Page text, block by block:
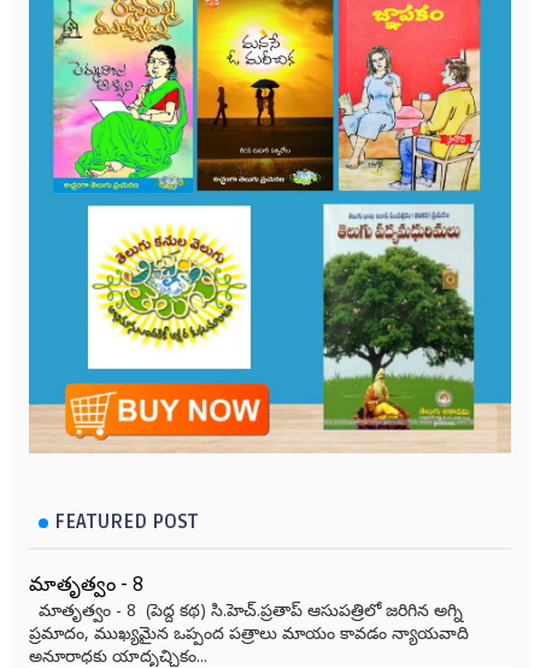
FEATURED POST
మాతృత్వం - 8
మాతృత్వం - 8 (పెద్ద కథ) సి.హెచ్.ప్రతాప్ ఆసుపత్రిలో జరిగిన అగ్ని
ప్రమాదం, ముఖ్యమైన ఒప్పంద పత్రాలు మాయం కావడం న్యాయవాది
అనూరాధకు యాదృచ్ఛికం...